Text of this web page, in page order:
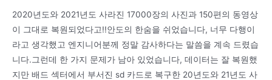
2020년도와 2021년도 사라진 17000장의 사진과 150편의 동영상
이 그대로 복원되었다고!!안도의 한숨을 쉬었습니다, 너무 다행이
라고 생각했고 엔지니어분께 정말 감사하다는 말씀을 계속 드렸습
니다.그런데 한 가지 문제가 남아 있었습니다, 데이터는 잘 복원했
지만 배드 섹터에서 부서진 sd 카드로 복구한 20년도와 21년도 사